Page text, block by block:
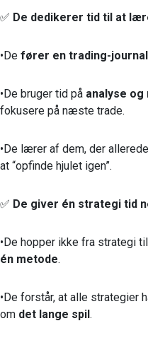
✅ De dedikerer tid til at
•De fører en trading-journal
•De bruger tid på analyse
fokusere på næste trade.
•De lærer af dem, der
at “opfinde hjulet igen”.
✅ De giver én strategi tid
•De hopper ikke fra strategi
én metode.
•De forstår, at alle strategier
om det lange spil.